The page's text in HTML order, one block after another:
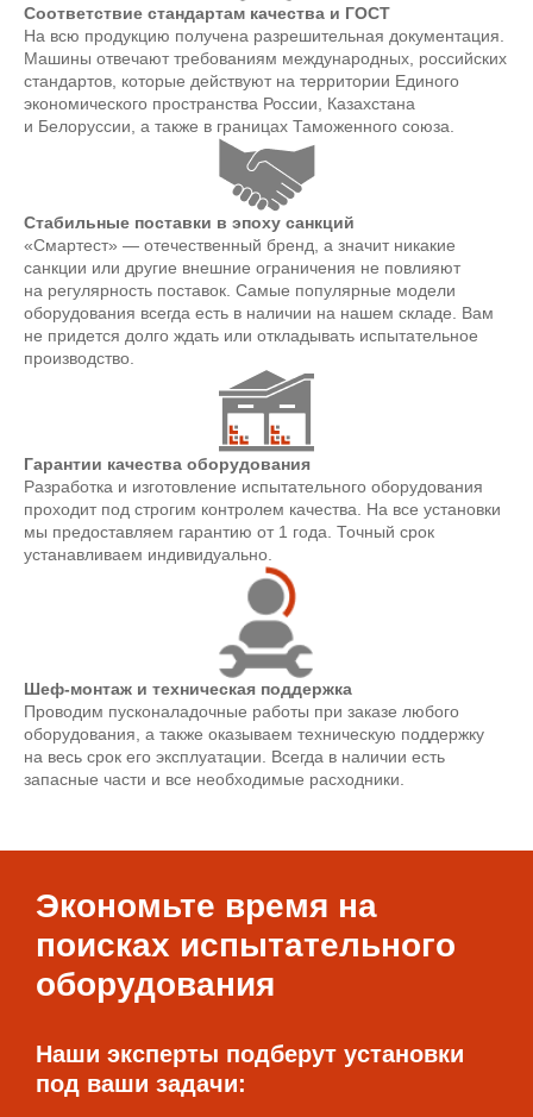
Соответствие стандартам качества и ГОСТ
На всю продукцию получена разрешительная документация.
Машины отвечают требованиям международных, российских
стандартов, которые действуют на территории Единого
экономического пространства России, Казахстана
и Белоруссии, а также в границах Таможенного союза.
Стабильные поставки в эпоху санкций
«Смартест» — отечественный бренд, а значит никакие
санкции или другие внешние ограничения не повлияют
на регулярность поставок. Самые популярные модели
оборудования всегда есть в наличии на нашем складе. Вам
не придется долго ждать или откладывать испытательное
производство.
Гарантии качества оборудования
Разработка и изготовление испытательного оборудования
проходит под строгим контролем качества. На все установки
мы предоставляем гарантию от 1 года. Точный срок
устанавливаем индивидуально.
Шеф-монтаж и техническая поддержка
Проводим пусконаладочные работы при заказе любого
оборудования, а также оказываем техническую поддержку
на весь срок его эксплуатации. Всегда в наличии есть
запасные части и все необходимые расходники.
Экономьте время на
поисках испытательного
оборудования
Наши эксперты подберут установки
под ваши задачи: